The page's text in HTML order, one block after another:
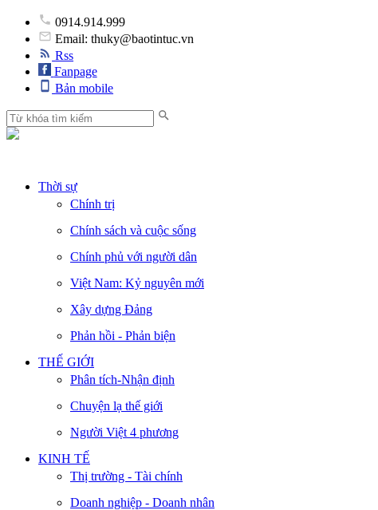
0914.914.999
Email: thuky@baotintuc.vn
Rss
Fanpage
Bản mobile
Thời sự
Chính trị
Chính sách và cuộc sống
Chính phủ với người dân
Việt Nam: Kỷ nguyên mới
Xây dựng Đảng
Phản hồi - Phản biện
THẾ GIỚI
Phân tích-Nhận định
Chuyện lạ thế giới
Người Việt 4 phương
KINH TẾ
Thị trường - Tài chính
Doanh nghiệp - Doanh nhân